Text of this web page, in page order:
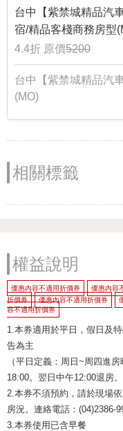
台中【紫禁城精品汽
宿/精品客棧商務房型
4.4折 原價5200
台中【紫禁城精品汽
(MO)
相關標籤
權益說明
優惠內容不適用折價券 優惠內容
折價券
優惠內容不適用折價券
容不適用折價券
1.本券適用於平日，假日及
告為主
（平日定義：周日~周四進
18:00。翌日中午12:00退房
2.本券不須預約，請於現場
房況。連絡電話：(04)2386-
3.本券使用已含早餐